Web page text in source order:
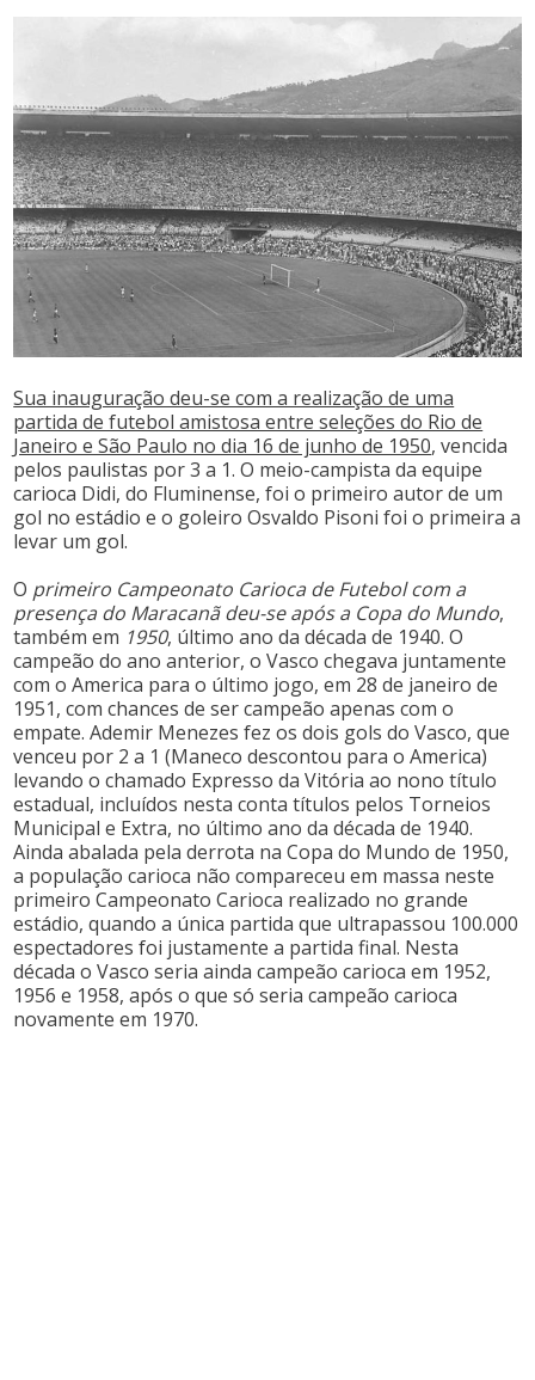
Sua inauguração deu-se com a realização de uma
partida de futebol amistosa entre seleções do Rio de
Janeiro e São Paulo no dia 16 de junho de 1950, vencida
pelos paulistas por 3 a 1. O meio-campista da equipe
carioca Didi, do Fluminense, foi o primeiro autor de um
gol no estádio e o goleiro Osvaldo Pisoni foi o primeira a
levar um gol.
O primeiro Campeonato Carioca de Futebol com a
presença do Maracanã deu-se após a Copa do Mundo,
também em 1950, último ano da década de 1940. O
campeão do ano anterior, o Vasco chegava juntamente
com o America para o último jogo, em 28 de janeiro de
1951, com chances de ser campeão apenas com o
empate. Ademir Menezes fez os dois gols do Vasco, que
venceu por 2 a 1 (Maneco descontou para o America)
levando o chamado Expresso da Vitória ao nono título
estadual, incluídos nesta conta títulos pelos Torneios
Municipal e Extra, no último ano da década de 1940.
Ainda abalada pela derrota na Copa do Mundo de 1950,
a população carioca não compareceu em massa neste
primeiro Campeonato Carioca realizado no grande
estádio, quando a única partida que ultrapassou 100.000
espectadores foi justamente a partida final. Nesta
década o Vasco seria ainda campeão carioca em 1952,
1956 e 1958, após o que só seria campeão carioca
novamente em 1970.